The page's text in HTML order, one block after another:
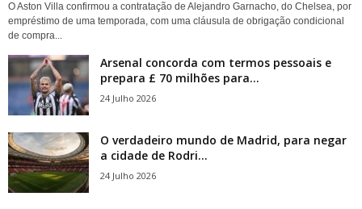
O Aston Villa confirmou a contratação de Alejandro Garnacho, do Chelsea, por
empréstimo de uma temporada, com uma cláusula de obrigação condicional
de compra...
Arsenal concorda com termos pessoais e
prepara £ 70 milhões para...
24 Julho 2026
O verdadeiro mundo de Madrid, para negar
a cidade de Rodri...
24 Julho 2026